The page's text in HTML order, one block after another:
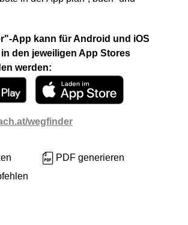
App kann für Android und iOS
den jeweiligen App Stores
werden:
wegfinder
PDF generieren